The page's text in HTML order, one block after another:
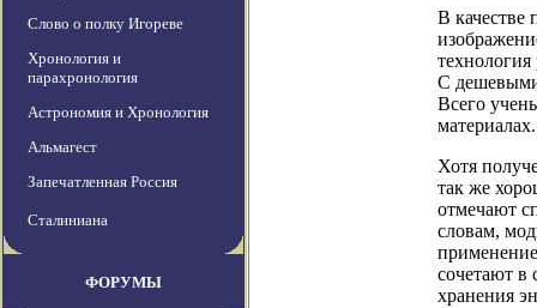
Слово о полку Игореве
Хронология и
парахронология
Астрономия и Хронология
Альмагест
Запечатленная Россия
Сталиниана
ФОРУМЫ
В качестве
С
Всего
материалах.
Хотя
так же
отмечают
словам,
сочетают в
хранения